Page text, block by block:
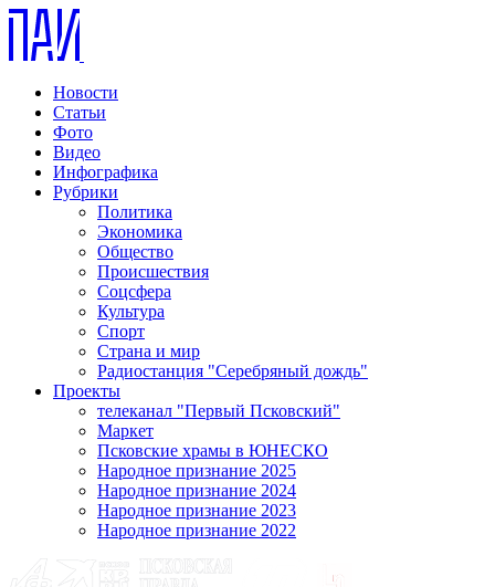
Новости
Статьи
Фото
Видео
Инфографика
Рубрики
Политика
Экономика
Общество
Происшествия
Соцсфера
Культура
Спорт
Страна и мир
Радиостанция "Серебряный дождь"
Проекты
телеканал "Первый Псковский"
Маркет
Псковские храмы в ЮНЕСКО
Народное признание 2025
Народное признание 2024
Народное признание 2023
Народное признание 2022